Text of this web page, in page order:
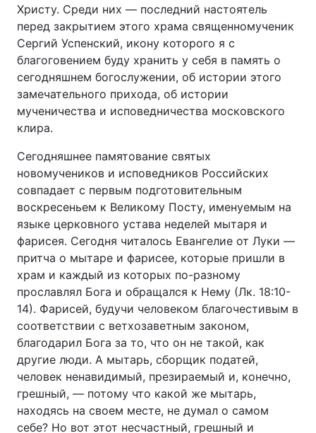
Тема оформлення
Христу. Среди них — последний настоятель
перед закрытием этого храма священномученик
Сергий Успенский, икону которого я с
благоговением буду хранить у себя в память о
сегодняшнем богослужении, об истории этого
замечательного прихода, об истории
мученичества и исповедничества московского
клира.
Сегодняшнее памятование святых
новомучеников и исповедников Российских
совпадает с первым подготовительным
воскресеньем к Великому Посту, именуемым на
языке церковного устава неделей мытаря и
фарисея. Сегодня читалось Евангелие от Луки —
притча о мытаре и фарисее, которые пришли в
храм и каждый из которых по-разному
прославлял Бога и обращался к Нему (Лк. 18:10-
14). Фарисей, будучи человеком благочестивым в
соответствии с ветхозаветным законом,
благодарил Бога за то, что он не такой, как
другие люди. А мытарь, сборщик податей,
человек ненавидимый, презираемый и, конечно,
грешный, — потому что какой же мытарь,
находясь на своем месте, не думал о самом
себе? Но вот этот несчастный, грешный и